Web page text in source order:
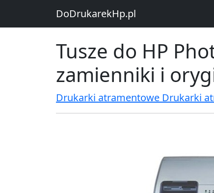
DoDrukarekHp.pl
Tusze do HP
zamienniki i
Drukarki atramentowe Drukarki